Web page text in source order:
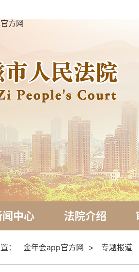
方网
闻中心 法院介绍
： 金年会app官方网 > 专题报道